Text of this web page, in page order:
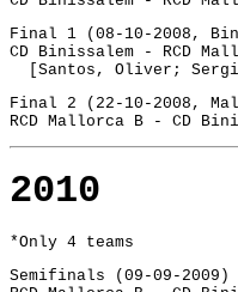
Final 1 (08-10-2008,
[Santos, Oliver;
Final 2 (22-10-2008,
2010
*Only 4 teams
Semifinals (09-09-2009)